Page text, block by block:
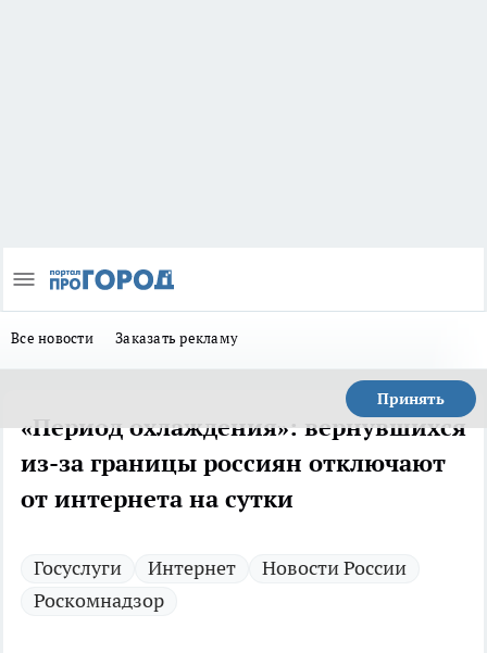
Все новости Заказать рекламу
Принять
«Период охлаждения»: вернувшихся
из-за границы россиян отключают
от интернета на сутки
Госуслуги Интернет
Новости России
Роскомнадзор